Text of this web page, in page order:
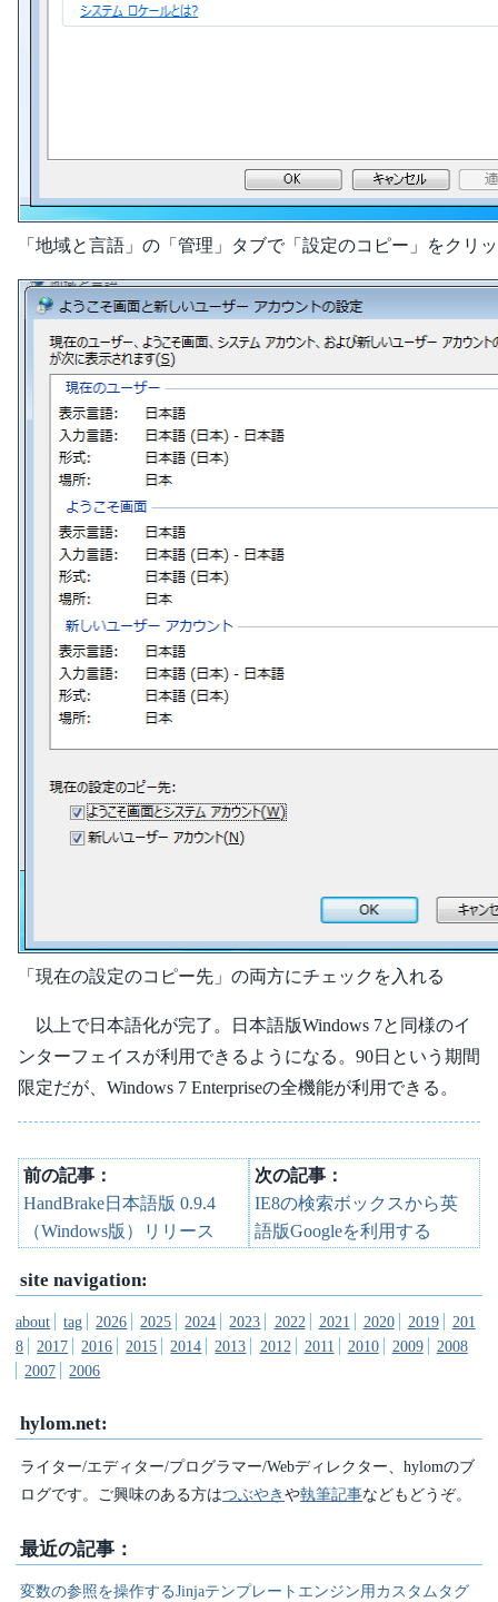
「地域と言語」の「管理」タブで「設定のコピー」をクリ
「現在の設定のコピー先」の両方にチェックを入れる
以上で日本語化が完了。日本語版Windows 7と同様のイ
ンターフェイスが利用できるようになる。90日という期間
限定だが、Windows 7 Enterpriseの全機能が利用できる。
前の記事：
HandBrake日本語版 0.9.4
（Windows版）リリース
次の記事：
IE8の検索ボックスから英
語版Googleを利用する
site navigation:
about tag 2026 2025 2024 2023 2022 2021 2020 2019
201
8
2017 2016 2015 2014 2013 2012 2011 2010 2009
2008
2007
2006
hylom.net:
ライター/エディター/プログラマー/Webディレクター、hylomのブ
ログです。ご興味のある方はつぶやきや執筆記事などもどうぞ。
最近の記事：
変数の参照を操作するJinjaテンプレートエンジン用カスタムタグ